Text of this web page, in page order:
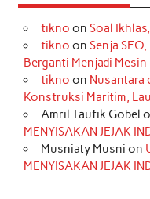
tikno on Soal
tikno on Senja
Berganti Menjadi Mesin
tikno on Nusantara
Konstruksi Maritim,
Amril Taufik Gobel
MENYISAKAN JEJAK
Musniaty Musni on
MENYISAKAN JEJAK